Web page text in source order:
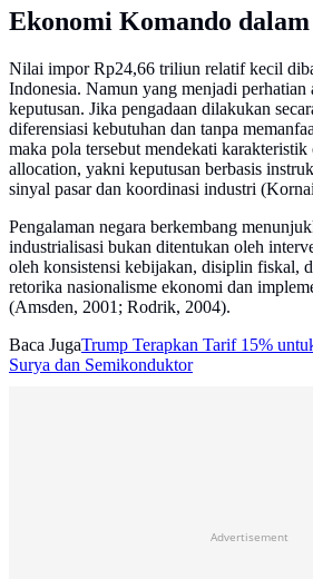
Ekonomi Komando
Nilai impor Rp24,66 triliun relatif kecil
Indonesia. Namun yang menjadi perhatian
keputusan. Jika pengadaan dilakukan
diferensiasi kebutuhan dan tanpa
maka pola tersebut mendekati
allocation, yakni keputusan berbasis
sinyal pasar dan koordinasi industri
Pengalaman negara berkembang
industrialisasi bukan ditentukan oleh
oleh konsistensi kebijakan, disiplin fiskal,
retorika nasionalisme ekonomi dan
(Amsden, 2001; Rodrik, 2004).
Baca JugaTrump Terapkan Tarif 15%
Surya dan Semikonduktor
Advertisement